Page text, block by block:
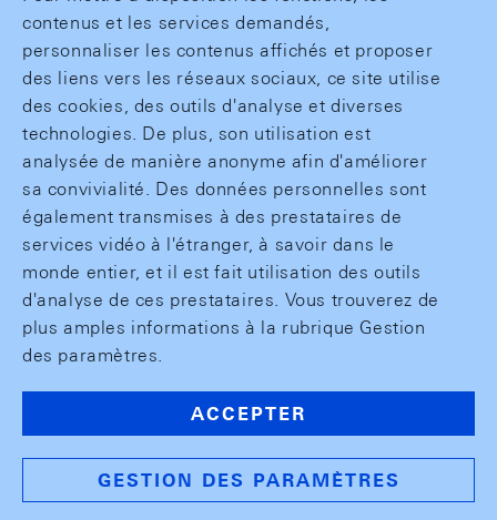
contenus et les services demandés,
personnaliser les contenus affichés et proposer
des liens vers les réseaux sociaux, ce site utilise
des cookies, des outils d'analyse et diverses
technologies. De plus, son utilisation est
analysée de manière anonyme afin d'améliorer
sa convivialité. Des données personnelles sont
également transmises à des prestataires de
services vidéo à l'étranger, à savoir dans le
monde entier, et il est fait utilisation des outils
d'analyse de ces prestataires. Vous trouverez de
plus amples informations à la rubrique Gestion
des paramètres.
ACCEPTER
GESTION DES PARAMÈTRES